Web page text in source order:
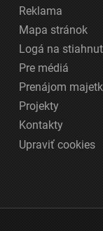
Reklama
Mapa stránok
Logá na
Pre médiá
Prenájom
Projekty
Kontakty
Upraviť cookies